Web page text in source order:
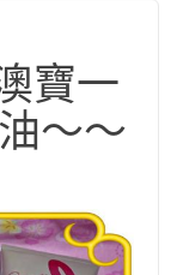
寶一
～～